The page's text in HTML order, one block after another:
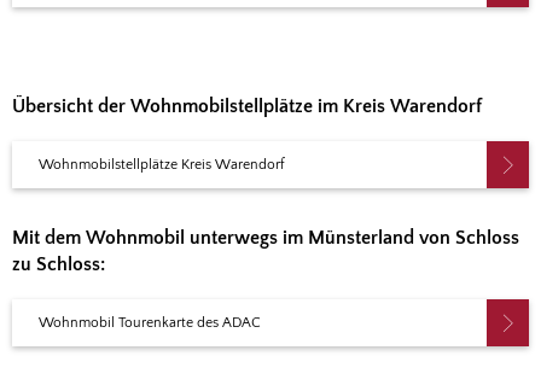
Übersicht der Wohnmobilstellplätze im Kreis Warendorf
Wohnmobilstellplätze Kreis Warendorf
Mit dem Wohnmobil unterwegs im Münsterland von Schloss
zu Schloss:
Wohnmobil Tourenkarte des ADAC